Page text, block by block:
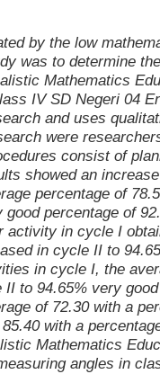
by the low
was to determine
Mathematics
IV SD Negeri 04
and uses
were
consist of
showed an
percentage of
percentage of
activity in cycle I
in cycle II to
in cycle I, the
to 94.65% very
of 72.30 with a
with a
Mathematics
angles in